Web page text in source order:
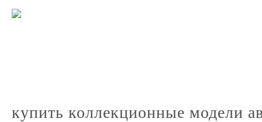
купить коллекционные модели